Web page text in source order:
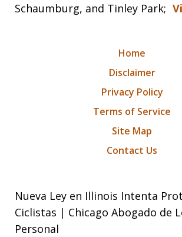
Schaumburg, and Tinley Park;
Home
Disclaimer
Privacy Policy
Terms of Service
Site Map
Contact Us
Nueva Ley en Illinois Intenta
Ciclistas | Chicago Abogado de
Personal